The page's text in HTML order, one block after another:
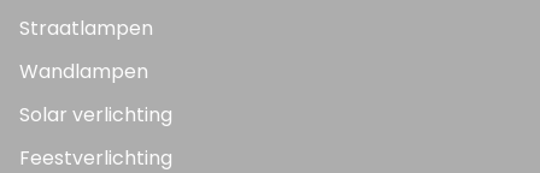
Straatlampen
Wandlampen
Solar verlichting
Feestverlichting